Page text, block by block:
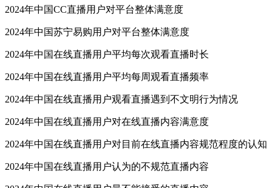
2024年中国CC直播用户对平台整体满意度
2024年中国苏宁易购用户对平台整体满意度
2024年中国在线直播用户平均每次观看直播时长
2024年中国在线直播用户平均每周观看直播频率
2024年中国在线直播用户观看直播遇到不文明行为情况
2024年中国在线直播用户对在线直播内容满意度
2024年中国在线直播用户对目前在线直播内容规范程度的认知
2024年中国在线直播用户认为的不规范直播内容